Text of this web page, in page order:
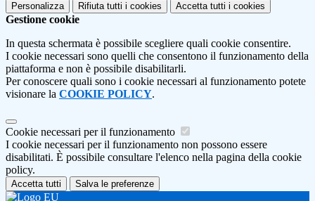
Personalizza Rifiuta tutti i cookies Accetta tutti i cookies
Gestione cookie
In questa schermata è possibile scegliere quali cookie consentire.
I cookie necessari sono quelli che consentono il funzionamento della
piattaforma e non è possibile disabilitarli.
Per conoscere quali sono i cookie necessari al funzionamento potete
visionare la COOKIE POLICY.
Cookie necessari per il funzionamento
I cookie necessari per il funzionamento non possono essere
disabilitati. È possibile consultare l'elenco nella pagina della cookie
policy.
Accetta tutti Salva le preferenze